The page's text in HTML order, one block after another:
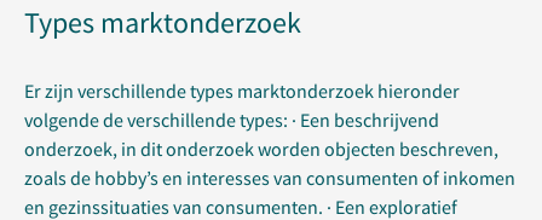
Types marktonderzoek
Er zijn verschillende types marktonderzoek hieronder
volgende de verschillende types: · Een beschrijvend
onderzoek, in dit onderzoek worden objecten beschreven,
zoals de hobby’s en interesses van consumenten of inkomen
en gezinssituaties van consumenten. · Een exploratief